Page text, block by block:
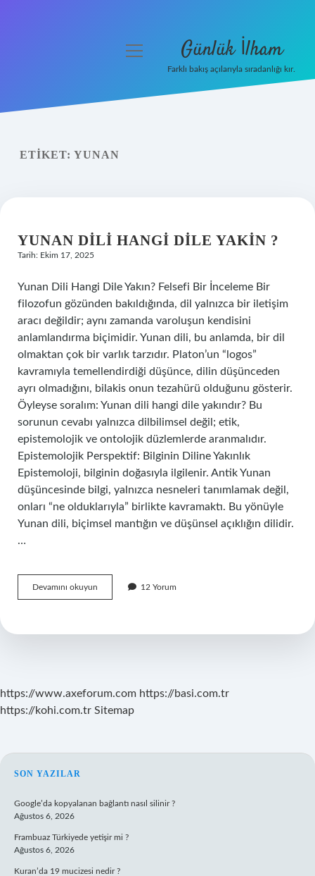
Yasal Uyarı
menüyü
Günlük İlham
Farklı bakış açılarıyla sıradanlığı kır.
ETIKET: YUNAN
YUNAN DILI HANGI DILE YAKIN ?
Tarih: Ekim 17, 2025
Yunan Dili Hangi Dile Yakın? Felsefi Bir İnceleme Bir
filozofun gözünden bakıldığında, dil yalnızca bir iletişim
aracı değildir; aynı zamanda varoluşun kendisini
anlamlandırma biçimidir. Yunan dili, bu anlamda, bir dil
olmaktan çok bir varlık tarzıdır. Platon’un “logos”
kavramıyla temellendirdiği düşünce, dilin düşünceden
ayrı olmadığını, bilakis onun tezahürü olduğunu gösterir.
Öyleyse soralım: Yunan dili hangi dile yakındır? Bu
sorunun cevabı yalnızca dilbilimsel değil; etik,
epistemolojik ve ontolojik düzlemlerde aranmalıdır.
Epistemolojik Perspektif: Bilginin Diline Yakınlık
Epistemoloji, bilginin doğasıyla ilgilenir. Antik Yunan
düşüncesinde bilgi, yalnızca nesneleri tanımlamak değil,
onları “ne olduklarıyla” birlikte kavramaktı. Bu yönüyle
Yunan dili, biçimsel mantığın ve düşünsel açıklığın dilidir.
…
Devamını okuyun
dili
yakin
12 Yorum
https://www.axeforum.com https://basi.com.tr
https://kohi.com.tr Sitemap
SIDEBAR
SON YAZILAR
Google’da kopyalanan bağlantı nasıl silinir ?
Ağustos 6, 2026
Frambuaz Türkiyede yetişir mi ?
Ağustos 6, 2026
Kuran’da 19 mucizesi nedir ?